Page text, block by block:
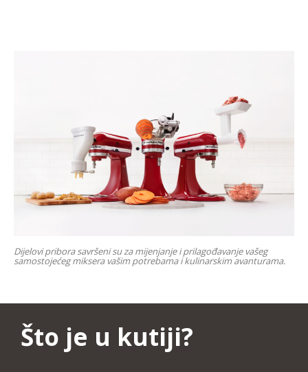
Dijelovi pribora savršeni su za mijenjanje i prilagođavanje vašeg
samostojećeg miksera vašim potrebama i kulinarskim avanturama.
Što je u kutiji?